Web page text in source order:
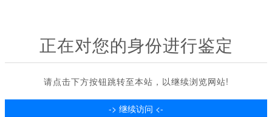
正在对您的身份进行鉴定
请点击下方按钮跳转至本站，以继续浏览网站!